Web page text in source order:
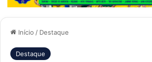
Início / Destaque
Destaque